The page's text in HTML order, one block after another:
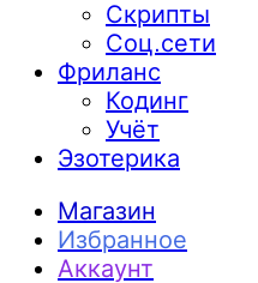
Скрипты
Соц.сети
Фриланс
Кодинг
Учёт
Эзотерика
Магазин
Избранное
Аккаунт